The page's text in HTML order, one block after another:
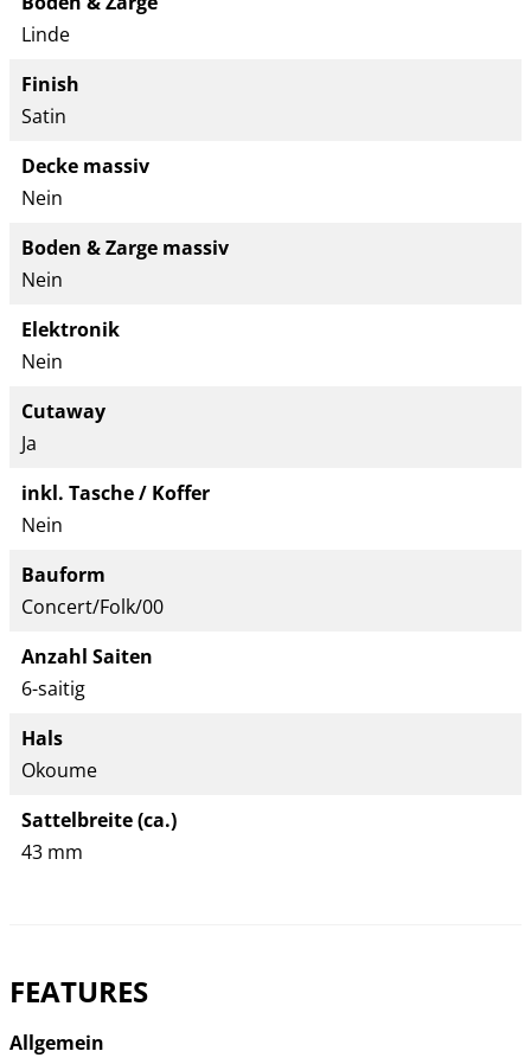
Linde
Finish
Satin
Decke massiv
Nein
Boden & Zarge massiv
Nein
Elektronik
Nein
Cutaway
Ja
inkl. Tasche / Koffer
Nein
Bauform
Concert/Folk/00
Anzahl Saiten
6-saitig
Hals
Okoume
Sattelbreite (ca.)
43 mm
FEATURES
Allgemein